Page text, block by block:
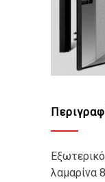
λαμαρίνα